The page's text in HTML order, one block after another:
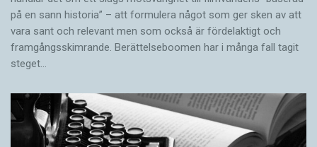
på en sann historia” – att formulera något som ger sken av att
vara sant och ­relevant men som också är fördelaktigt och
framgångsskimrande. Berättelseboomen har i många fall tagit
steget…